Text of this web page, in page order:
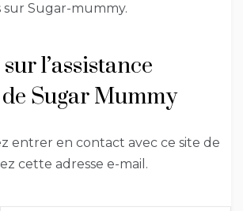
Sugar-mummy.
l’assistance
Sugar Mummy
entrer en contact avec ce site de
cette adresse e-mail.